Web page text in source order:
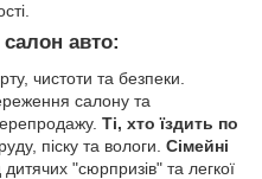
авто:
чистоти та безпеки.
салону та
Ті, хто їздить по
піску та вологи. Сімейні
дитячих "сюрпризів" та легкої